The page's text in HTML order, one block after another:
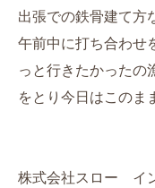
出張での鉄骨建て方
午前中に打ち合わせ
っと行きたかったの
をとり今日はこのま
株式会社スロー イ